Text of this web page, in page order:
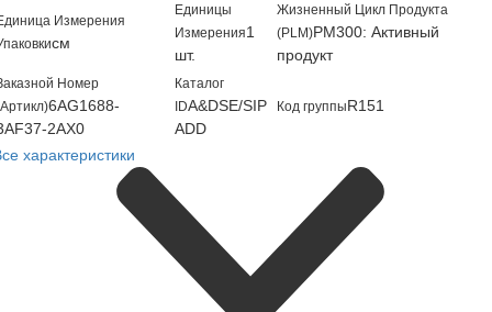
Измерения
см
Единицы
Измерения1
шт.
Жизненный Цикл Продукта
(PLM)PM300: Активный
продукт
Номер
6AG1688-
2AX0
Каталог
IDA&DSE/SIP
ADD
Код группыR151
характеристики